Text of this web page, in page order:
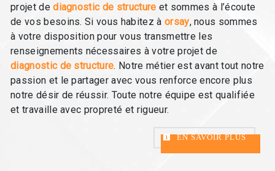
projet dediagnostic de structure et sommes à l’écoute
de vos besoins. Si vous habitez à orsay, nous sommes
à votre disposition pour vous transmettre les
renseignements nécessaires à votre projet de
diagnostic de structure. Notre métier est avant tout notre
passion et le partager avec vous renforce encore plus
notre désir de réussir. Toute notre équipe est qualifiée
et travaille avec propreté et rigueur.
EN SAVOIR PLUS